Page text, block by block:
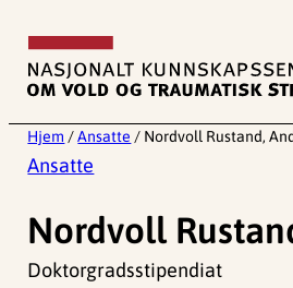
innhold
Hjem / Ansatte / Nordvoll Rustand,
Ansatte
Nordvoll
Doktorgradsstipendiat